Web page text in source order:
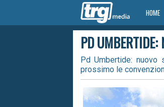
HOME
PD UMBERTIDE:
Pd Umbertide: nuovo
prossimo le